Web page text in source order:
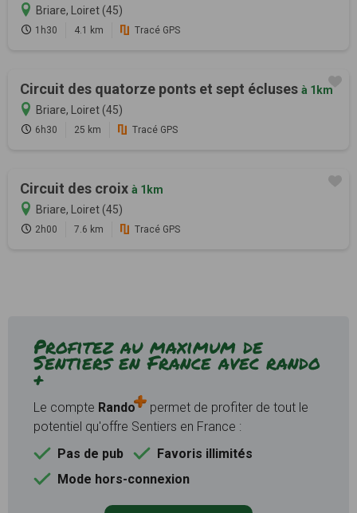
Briare, Loiret (45)
1h30 4.1 km Tracé GPS
Circuit des quatorze ponts et sept écluses à 1km
Briare, Loiret (45)
6h30 25 km Tracé GPS
Circuit des croix à 1km
Briare, Loiret (45)
2h00 7.6 km Tracé GPS
Profitez au maximum de
Sentiers en France avec rando
+
Le compte Rando
permet de profiter de tout le
potentiel qu'offre Sentiers en France :
Pas de pub
Favoris illimités
Mode hors-connexion